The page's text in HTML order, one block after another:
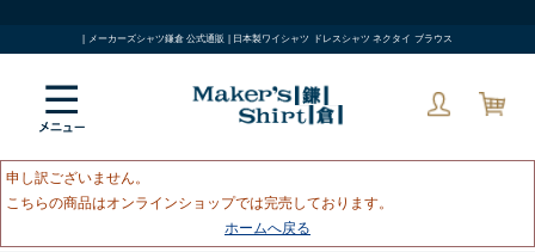
| メーカーズシャツ鎌倉 公式通販 | 日本製ワイシャツ ドレスシャツ ネクタイ ブラウス
申し訳ございません。
こちらの商品はオンラインショップでは完売しております。
ホームへ戻る